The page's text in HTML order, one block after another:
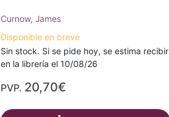
Curnow, James
Disponible en breve
Sin stock. Si se pide hoy, se estima recibir
en la librería el 10/08/26
PVP. 20,70€